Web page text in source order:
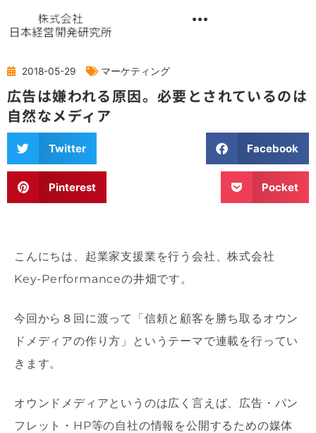
キ
プ
2018-05-29 マーケティング
広告は嫌われる原因。必要とされているのは
自然なメディア
Twitter Facebook
Pinterest Pocket
こんにちは、起業家支援業を行う会社、株式会社
Key-Performanceの井畑です。
今回から８回に渡って「信頼と顧客を勝ち取るオウン
ドメディアの作り方」というテーマで連載を行ってい
きます。
オウンドメディアというのは広く言えば、広告・パン
フレット・HP等の自社の情報を公開するための媒体